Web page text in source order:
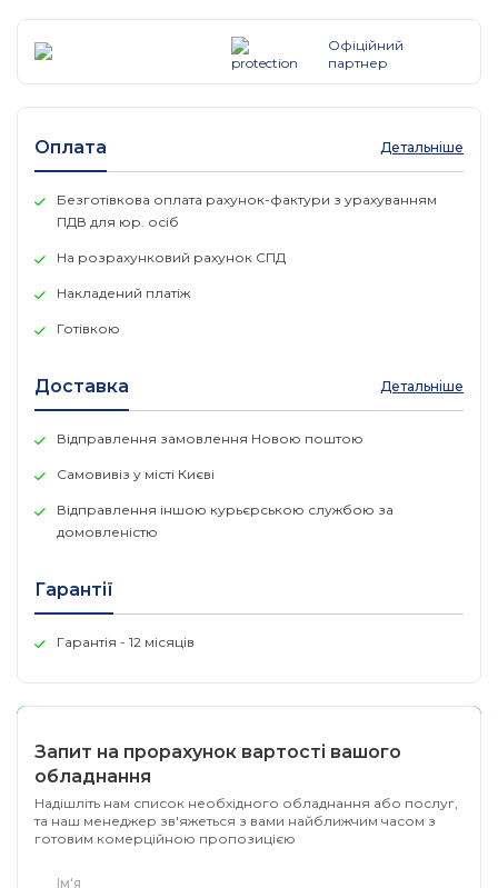
протоколи
Довжина
хвилі
1310 nm
Блок
живлення
Тип волокна
Максимальна
довжина
20 km
Швидкість
1.25 Gbps
Connector
Regulatory
Compliance
середовище
• Робоча вологість: 5%~85%
• Вологість зберігання:
5%~85% без конденсації
Офіційний
партнер
Оплата Детальніше
Безготівкова оплата рахунок-фактури з урахуванням
ПДВ для юр. осіб
На розрахунковий рахунок СПД
Накладений платіж
Готівкою
Доставка Детальніше
Відправлення замовлення Новою поштою
Самовивіз у місті Києві
Відправлення іншою курьєрською службою за
домовленістю
Гарантії
Гарантія - 12 місяців
Запит на прорахунок вартості вашого
обладнання
Надішліть нам список необхідного обладнання або послуг,
та наш менеджер зв'яжеться з вами найближчим часом з
готовим комерційною пропозицією